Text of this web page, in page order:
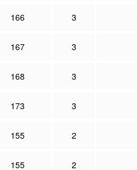
166 3
167 3
168 3
173 3
155 2
155 2